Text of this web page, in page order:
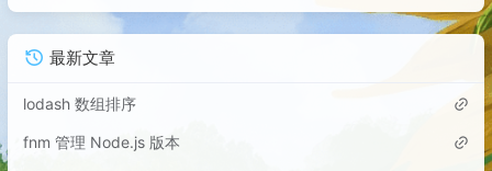
最新文章
lodash 数组排序
fnm 管理 Node.js 版本